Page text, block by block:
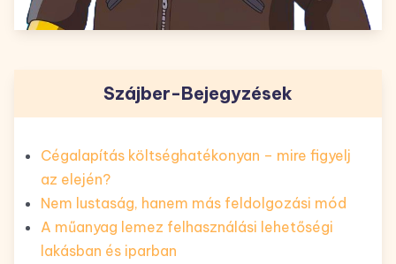
Szájber-Bejegyzések
Cégalapítás költséghatékonyan – mire figyelj
az elején?
Nem lustaság, hanem más feldolgozási mód
A műanyag lemez felhasználási lehetőségi
lakásban és iparban